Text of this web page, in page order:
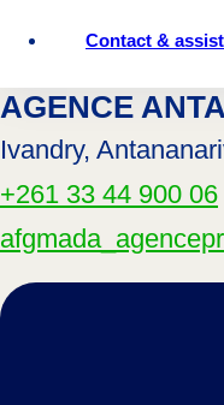
Contact &
AGENCE
Ivandry,
+261 33 44 900 06